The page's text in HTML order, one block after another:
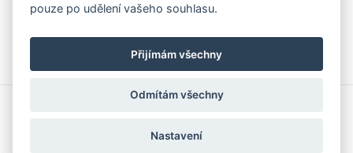
pouze po udělení vašeho souhlasu.
Přijímám všechny
Odmítám všechny
Nastavení